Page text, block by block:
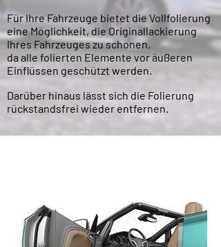
Für Ihre Fahrzeuge bietet die Vollfolierung
eine Möglichkeit, die Originallackierung
Ihres Fahrzeuges zu schonen,
da alle folierten Elemente vor äußeren
Einflüssen geschützt werden.
Darüber hinaus lässt sich die Folierung
rückstandsfrei wieder entfernen.